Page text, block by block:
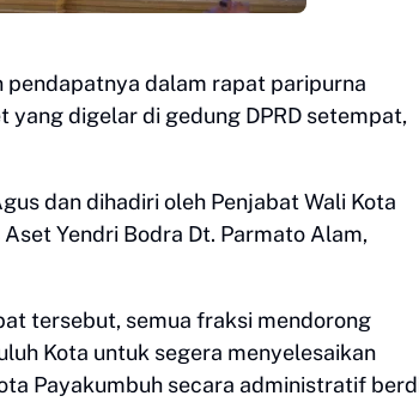
pendapatnya dalam rapat paripurna
yang digelar di gedung DPRD setempat,
dan dihadiri oleh Penjabat Wali Kota
Yendri Bodra Dt. Parmato Alam,
tersebut, semua fraksi mendorong
Kota untuk segera menyelesaikan
Payakumbuh secara administratif